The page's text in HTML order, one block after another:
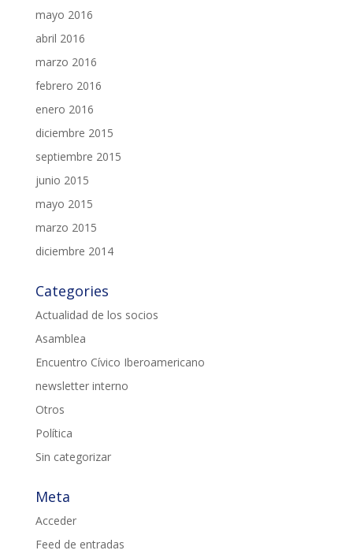
mayo 2016
abril 2016
marzo 2016
febrero 2016
enero 2016
diciembre 2015
septiembre 2015
junio 2015
mayo 2015
marzo 2015
diciembre 2014
Categories
Actualidad de los socios
Asamblea
Encuentro Cívico Iberoamericano
newsletter interno
Otros
Política
Sin categorizar
Meta
Acceder
Feed de entradas